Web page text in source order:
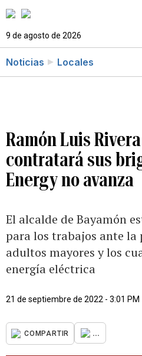
9 de agosto de 2026
Noticias Locales
Ramón Luis
contratará sus
Energy no avanza
El alcalde de Bayamón
para los trabajos ante la
adultos mayores y los
energía eléctrica
21 de septiembre de 2022 - 3:01 PM
COMPARTIR ...